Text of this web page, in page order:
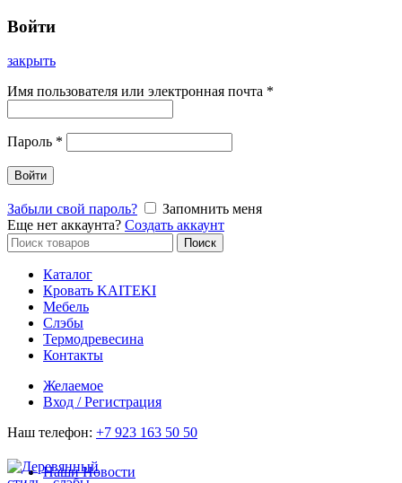
Войти
закрыть
Имя пользователя или электронная почта *
Пароль *
Войти
Забыли свой пароль?
Запомнить меня
Еще нет аккаунта? Создать аккаунт
Искать:
Поиск
Каталог
Кровать KAITEKI
Мебель
Слэбы
Термодревесина
Контакты
Желаемое
Вход / Регистрация
Наш телефон: +7 923 163 50 50
Наши Новости